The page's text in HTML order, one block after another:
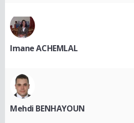
Imane ACHEMLAL
Mehdi BENHAYOUN